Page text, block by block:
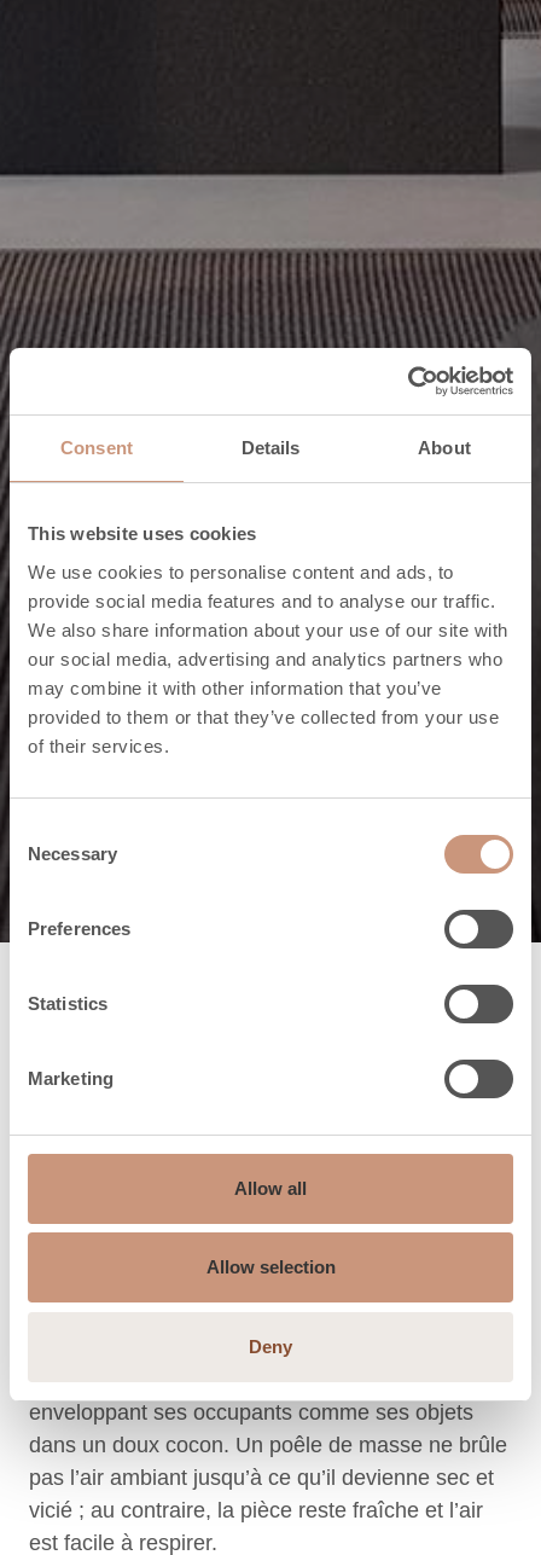
Consent Details About
This website uses cookies
We use cookies to personalise content and ads, to
provide social media features and to analyse our traffic.
We also share information about your use of our site with
our social media, advertising and analytics partners who
may combine it with other information that you’ve
provided to them or that they’ve collected from your use
of their services.
Selection
Necessary
Preferences
Statistics
Marketing
Allow all
Allow selection
Deny
La chaleur
chaleur.
On ne le croirait pas,
mais il y a chaleur et
chaleur
masse s’apparente à celle agréable du soleil et
assure un chauffage efficace. Elle se répartit
uniformément dans toute la pièce et celle-ci reste
confortablement chaude pendant longtemps,
enveloppant ses occupants comme ses objets
dans un doux cocon. Un poêle de masse ne brûle
pas l’air ambiant jusqu’à ce qu’il devienne sec et
vicié ; au contraire, la pièce reste fraîche et l’air
est facile à respirer.